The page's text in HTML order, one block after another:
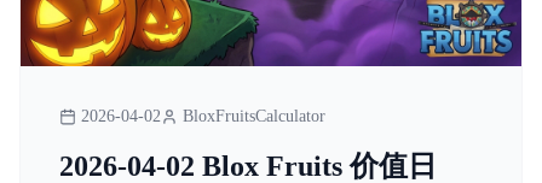
2026-04-02 BloxFruitsCalculator
2026-04-02 Blox Fruits 价值日